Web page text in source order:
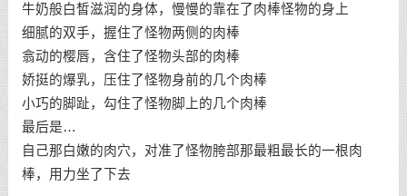
牛奶般白皙滋润的身体，慢慢的靠在了肉棒怪物的身上
细腻的双手，握住了怪物两侧的肉棒
翕动的樱唇，含住了怪物头部的肉棒
娇挺的爆乳，压住了怪物身前的几个肉棒
小巧的脚趾，勾住了怪物脚上的几个肉棒
最后是…
自己那白嫩的肉穴，对准了怪物胯部那最粗最长的一根肉
棒，用力坐了下去